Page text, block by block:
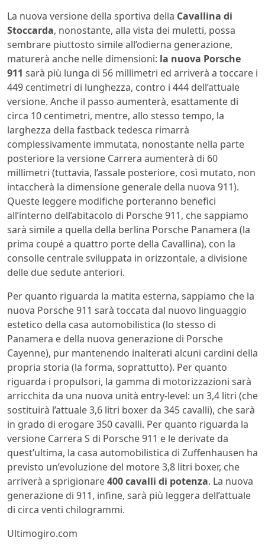
La nuova versione della sportiva della Cavallina di
Stoccarda, nonostante, alla vista dei muletti, possa
sembrare piuttosto simile all’odierna generazione,
maturerà anche nelle dimensioni: la nuova Porsche
911 sarà più lunga di 56 millimetri ed arriverà a toccare i
449 centimetri di lunghezza, contro i 444 dell’attuale
versione. Anche il passo aumenterà, esattamente di
circa 10 centimetri, mentre, allo stesso tempo, la
larghezza della fastback tedesca rimarrà
complessivamente immutata, nonostante nella parte
posteriore la versione Carrera aumenterà di 60
millimetri (tuttavia, l’assale posteriore, così mutato, non
intaccherà la dimensione generale della nuova 911).
Queste leggere modifiche porteranno benefici
all’interno dell’abitacolo di Porsche 911, che sappiamo
sarà simile a quella della berlina Porsche Panamera (la
prima coupé a quattro porte della Cavallina), con la
consolle centrale sviluppata in orizzontale, a divisione
delle due sedute anteriori.
Per quanto riguarda la matita esterna, sappiamo che la
nuova Porsche 911 sarà toccata dal nuovo linguaggio
estetico della casa automobilistica (lo stesso di
Panamera e della nuova generazione di Porsche
Cayenne), pur mantenendo inalterati alcuni cardini della
propria storia (la forma, soprattutto). Per quanto
riguarda i propulsori, la gamma di motorizzazioni sarà
arricchita da una nuova unità entry-level: un 3,4 litri (che
sostituirà l’attuale 3,6 litri boxer da 345 cavalli), che sarà
in grado di erogare 350 cavalli. Per quanto riguarda la
versione Carrera S di Porsche 911 e le derivate da
quest’ultima, la casa automobilistica di Zuffenhausen ha
previsto un’evoluzione del motore 3,8 litri boxer, che
arriverà a sprigionare400 cavalli di potenza. La nuova
generazione di 911, infine, sarà più leggera dell’attuale
di circa venti chilogrammi.
Ultimogiro.com